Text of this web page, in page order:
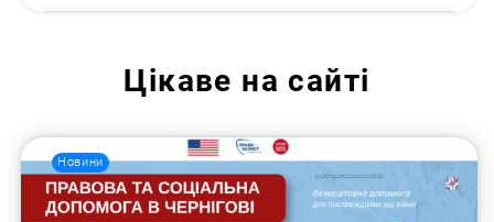
Цікаве на сайті
Новини